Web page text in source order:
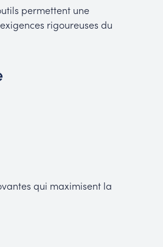
permettent une
rigoureuses du
qui maximisent la